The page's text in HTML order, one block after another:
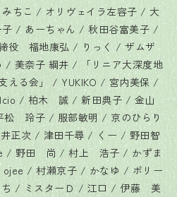
ちこ / オリヴェイラ左容子 / 大
/ あーちゃん / 秋田谷富美子 /
役 福地康弘 / りっく / ザムザ
美奈子 綱井 / 「リニア大深度地
える会」 / YUKIKO / 宮内美保 /
/ 柏木 誠 / 新田典子 / 金山
玲子 / 服部敏明 / 京のひらり
正次 / 津田千尋 / くー / 野田智
/ 野田 尚 / 村上 浩子 / かずま
/ 村瀬京子 / かなゆ / ポリー
/ ミスターＤ / 江口 / 伊藤 美